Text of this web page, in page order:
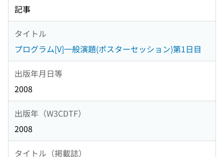
記事
タイトル
プログラム[V]一般演題(ポスターセッション)第1日目
出版年月日等
2008
出版年（W3CDTF）
2008
タイトル（掲載誌）